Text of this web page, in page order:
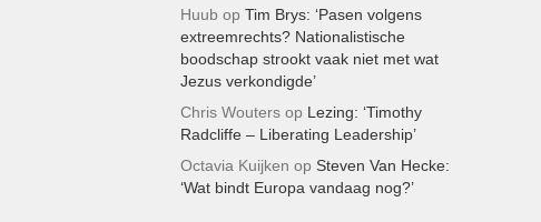
Huub op Tim Brys: ‘Pasen volgens
extreemrechts? Nationalistische
boodschap strookt vaak niet met wat
Jezus verkondigde’
Chris Woutersop Lezing: ‘Timothy
Radcliffe – Liberating Leadership’
Octavia Kuijken op Steven Van Hecke:
‘Wat bindt Europa vandaag nog?’